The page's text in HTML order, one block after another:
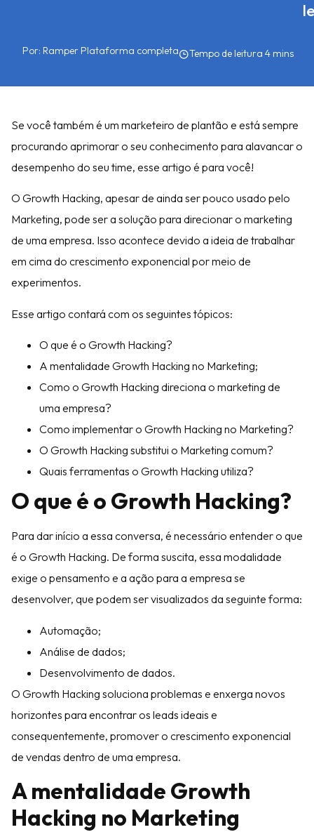
Por: Ramper Plataforma completa
Se você também é um marketeiro de plantão e está sempre
procurando aprimorar o seu conhecimento para alavancar o
desempenho do seu time, esse artigo é para você!
O Growth Hacking, apesar de ainda ser pouco usado pelo
Marketing, pode ser a solução para direcionar o marketing
de uma empresa. Isso acontece devido a ideia de trabalhar
em cima do crescimento exponencial por meio de
experimentos.
Esse artigo contará com os seguintes tópicos:
O que é o Growth Hacking?
A mentalidade Growth Hacking no Marketing;
Como o Growth Hacking direciona o marketing de
uma empresa?
Como implementar o Growth Hacking no Marketing?
O Growth Hacking substitui o Marketing comum?
Quais ferramentas o Growth Hacking utiliza?
O que é o Growth Hacking?
Para dar início a essa conversa, é necessário entender o que
é o Growth Hacking. De forma suscita, essa modalidade
exige o pensamento e a ação para a empresa se
desenvolver, que podem ser visualizados da seguinte forma:
Automação;
Análise de dados;
Desenvolvimento de dados.
O Growth Hacking soluciona problemas e enxerga novos
horizontes para encontrar os leads ideais e
consequentemente, promover o crescimento exponencial
de vendas dentro de uma empresa.
A mentalidade Growth
Hacking no Marketing